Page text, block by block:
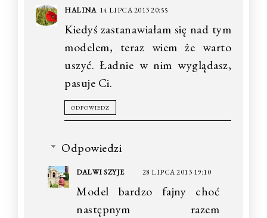
HALINA 14 LIPCA 2013 20:55
Kiedyś zastanawiałam się nad tym
modelem, teraz wiem że warto
uszyć. Ładnie w nim wyglądasz,
pasuje Ci.
ODPOWIEDZ
Odpowiedzi
DALWI SZYJE 28 LIPCA 2013 19:10
Model bardzo fajny choć
następnym razem